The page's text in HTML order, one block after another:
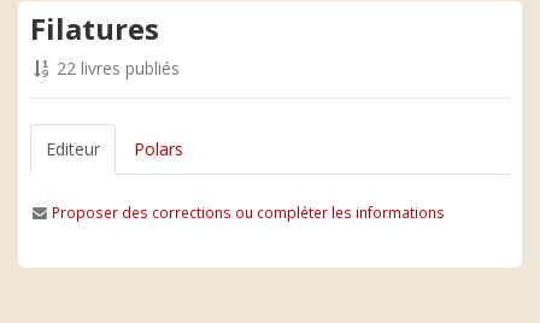
Filatures
22 livres publiés
Editeur Polars
Proposer des corrections ou compléter les informations